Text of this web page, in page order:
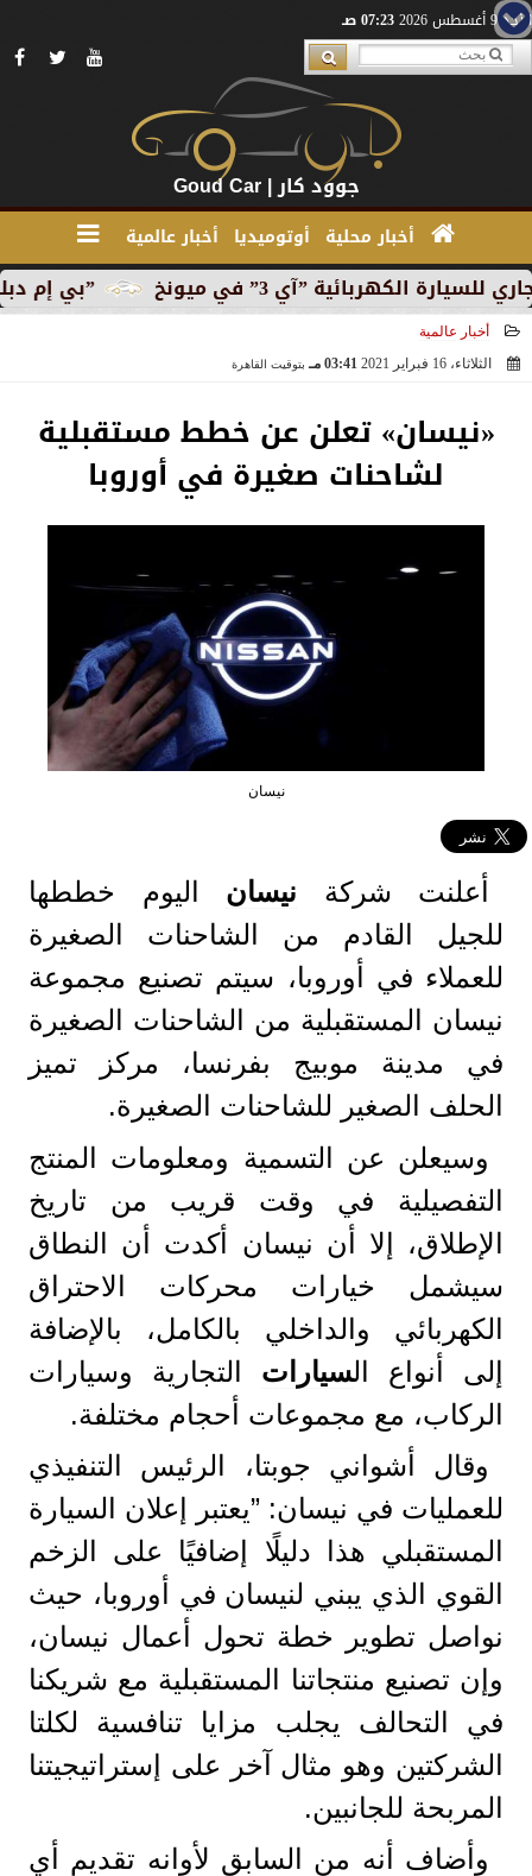
الأحد 9 أغسطس 2026 07:23 صـ
جوود كار | Goud Car
أخبار محلية أوتوميديا أخبار عالمية
”بي إم دبليو” تبدأ ”آي 3” في ميونخ
أخبار عالمية
الثلاثاء، 16 فبراير 2021
03:41 مـ بتوقيت القاهرة
«نيسان» تعلن عن خطط مستقبلية
لشاحنات صغيرة في أوروبا
نيسان
أعلنت شركة نيسان اليوم خططها
للجيل القادم من الشاحنات الصغيرة
للعملاء في أوروبا، سيتم تصنيع مجموعة
نيسان المستقبلية من الشاحنات الصغيرة
في مدينة موبيج بفرنسا، مركز تميز
الحلف الصغير للشاحنات الصغيرة.
وسيعلن عن التسمية ومعلومات المنتج
التفصيلية في وقت قريب من تاريخ
الإطلاق، إلا أن نيسان أكدت أن النطاق
سيشمل خيارات محركات الاحتراق
الكهربائي والداخلي بالكامل، بالإضافة
إلى أنواع السيارات التجارية وسيارات
الركاب، مع مجموعات أحجام مختلفة.
وقال أشواني جوبتا، الرئيس التنفيذي
للعمليات في نيسان: ”يعتبر إعلان السيارة
المستقبلي هذا دليلًا إضافيًا على الزخم
القوي الذي يبني لنيسان في أوروبا، حيث
نواصل تطوير خطة تحول أعمال نيسان،
وإن تصنيع منتجاتنا المستقبلية مع شريكنا
في التحالف يجلب مزايا تنافسية لكلتا
الشركتين وهو مثال آخر على إستراتيجيتنا
المربحة للجانبين.
وأضاف أنه من السابق لأوانه تقديم أي